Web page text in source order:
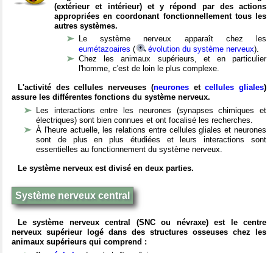
(extérieur et intérieur) et y répond par des actions
appropriées en coordonant fonctionnellement tous les
autres systèmes.
Le système nerveux apparaît chez les
eumétazoaires ( évolution du système nerveux).
Chez les animaux supérieurs, et en particulier
l'homme, c'est de loin le plus complexe.
L'activité des cellules nerveuses (neuronesetcellules gliales)
assure les différentes fonctions du système nerveux.
Les interactions entre les neurones (synapses chimiques et
électriques) sont bien connues et ont focalisé les recherches.
À l'heure actuelle, les relations entre cellules gliales et neurones
sont de plus en plus étudiées et leurs interactions sont
essentielles au fonctionnement du système nerveux.
Le système nerveux est divisé en deux parties.
Système nerveux central
Le système nerveux central (SNC ou névraxe) est le centre
nerveux supérieur logé dans des structures osseuses chez les
animaux supérieurs qui comprend :